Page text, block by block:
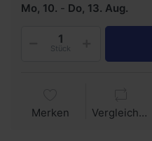
Mo, 10. - Do, 13. Aug.
Stück
Merken Vergleichen